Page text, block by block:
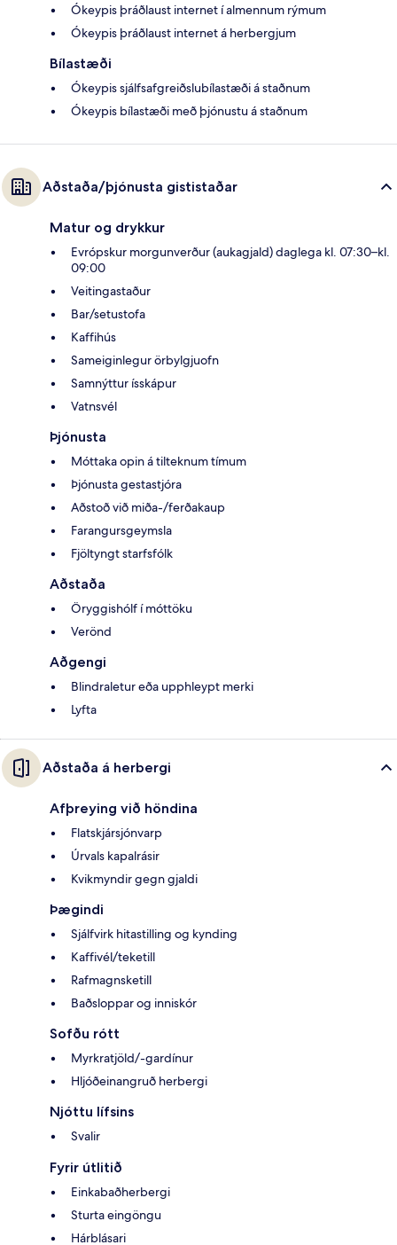
Ókeypis þráðlaust internet í almennum rýmum
Ókeypis þráðlaust internet á herbergjum
Bílastæði
Ókeypis sjálfsafgreiðslubílastæði á staðnum
Ókeypis bílastæði með þjónustu á staðnum
Aðstaða/þjónusta gististaðar
Matur og drykkur
Evrópskur morgunverður (aukagjald) daglega kl. 07:30–kl.
09:00
Veitingastaður
Bar/setustofa
Kaffihús
Sameiginlegur örbylgjuofn
Samnýttur ísskápur
Vatnsvél
Þjónusta
Móttaka opin á tilteknum tímum
Þjónusta gestastjóra
Aðstoð við miða-/ferðakaup
Farangursgeymsla
Fjöltyngt starfsfólk
Aðstaða
Öryggishólf í móttöku
Verönd
Aðgengi
Blindraletur eða upphleypt merki
Lyfta
Aðstaða á herbergi
Afþreying við höndina
Flatskjársjónvarp
Úrvals kapalrásir
Kvikmyndir gegn gjaldi
Þægindi
Sjálfvirk hitastilling og kynding
Kaffivél/teketill
Rafmagnsketill
Baðsloppar og inniskór
Sofðu rótt
Myrkratjöld/-gardínur
Hljóðeinangruð herbergi
Njóttu lífsins
Svalir
Fyrir útlitið
Einkabaðherbergi
Sturta eingöngu
Hárblásari